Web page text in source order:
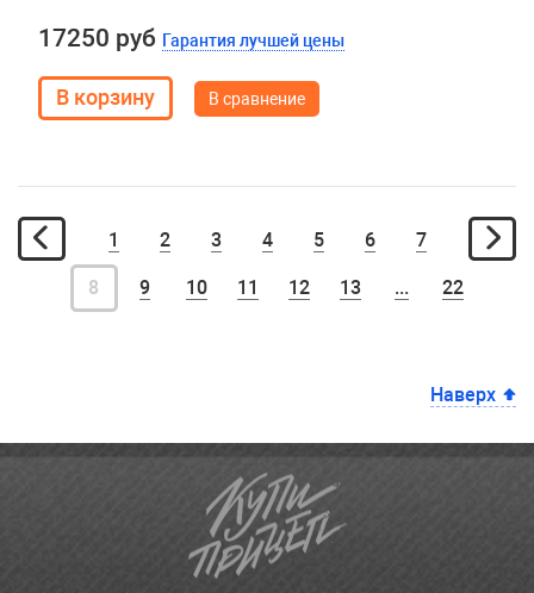
17250 руб Гарантия лучшей цены
В сравнение
1 2 3 4 5 6 7
8 9 10 11 12 13 ... 22
Наверх